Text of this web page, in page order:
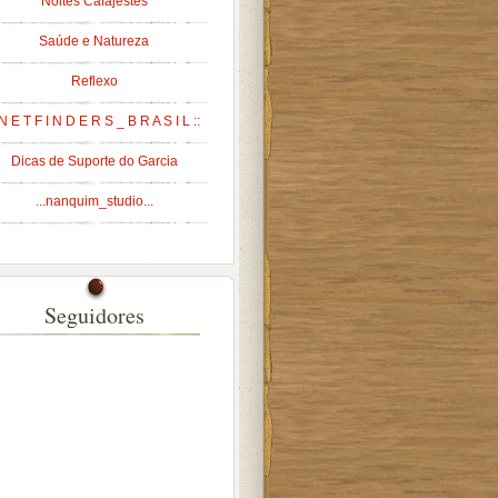
Saúde e Natureza
Reflexo
E T F I N D E R S _ B R A S I L ::
Dicas de Suporte do Garcia
...nanquim_studio...
Seguidores